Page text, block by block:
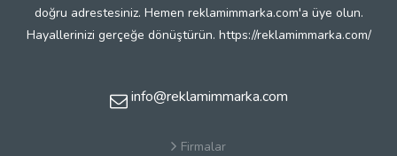
doğru adrestesiniz. Hemen reklamimmarka.com'a üye olun.
Hayallerinizi gerçeğe dönüştürün. https://reklamimmarka.com/
info@reklamimmarka.com
Firmalar